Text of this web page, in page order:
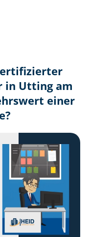
in Utting am
einer